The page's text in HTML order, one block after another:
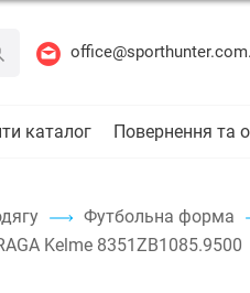
каталог Повернення та
Футбольна форма
Kelme 8351ZB1085.9500